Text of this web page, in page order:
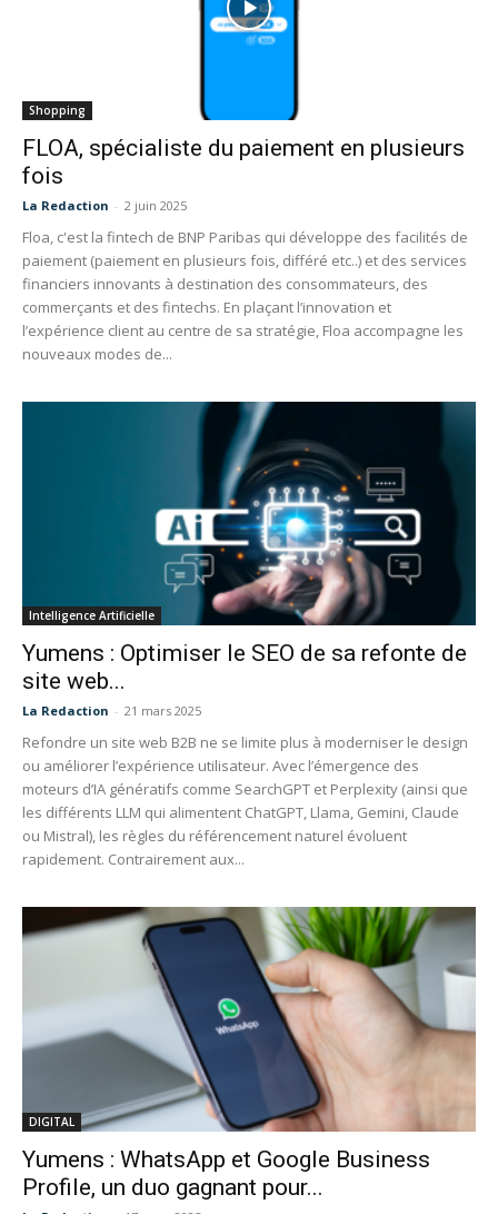
Shopping
FLOA, spécialiste du paiement en plusieurs
fois
La Redaction - 2 juin 2025
Floa, c'est la fintech de BNP Paribas qui développe des facilités de
paiement (paiement en plusieurs fois, différé etc..) et des services
financiers innovants à destination des consommateurs, des
commerçants et des fintechs. En plaçant l’innovation et
l’expérience client au centre de sa stratégie, Floa accompagne les
nouveaux modes de...
Intelligence Artificielle
Yumens : Optimiser le SEO de sa refonte de
site web...
La Redaction - 21 mars 2025
Refondre un site web B2B ne se limite plus à moderniser le design
ou améliorer l’expérience utilisateur. Avec l’émergence des
moteurs d’IA génératifs comme SearchGPT et Perplexity (ainsi que
les différents LLM qui alimentent ChatGPT, Llama, Gemini, Claude
ou Mistral), les règles du référencement naturel évoluent
rapidement. Contrairement aux...
DIGITAL
Yumens : WhatsApp et Google Business
Profile, un duo gagnant pour...